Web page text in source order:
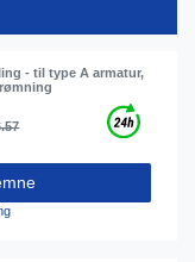
- til type A armatur,